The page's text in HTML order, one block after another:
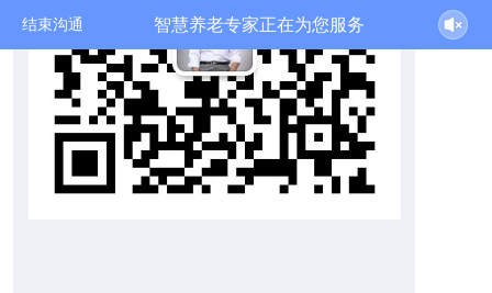
结束沟通 智慧养老专家正在为您服务